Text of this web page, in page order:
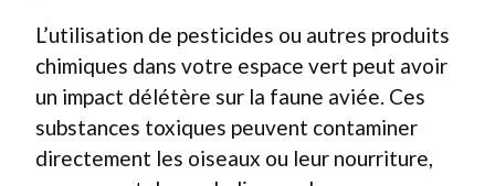
L’utilisation de pesticides ou autres produits
chimiques dans votre espace vert peut avoir
un impact délétère sur la faune aviée. Ces
substances toxiques peuvent contaminer
directement les oiseaux ou leur nourriture,